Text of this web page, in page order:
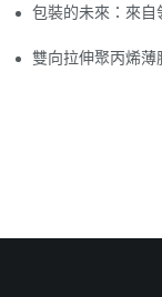
包裝的未來：來自
雙向拉伸聚丙烯